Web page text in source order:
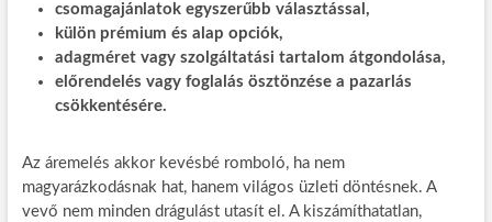
csomagajánlatok egyszerűbb választással,
külön prémium és alap opciók,
adagméret vagy szolgáltatási tartalom átgondolása,
előrendelés vagy foglalás ösztönzése a pazarlás
csökkentésére.
Az áremelés akkor kevésbé romboló, ha nem
magyarázkodásnak hat, hanem világos üzleti döntésnek. A
vevő nem minden drágulást utasít el. A kiszámíthatatlan,